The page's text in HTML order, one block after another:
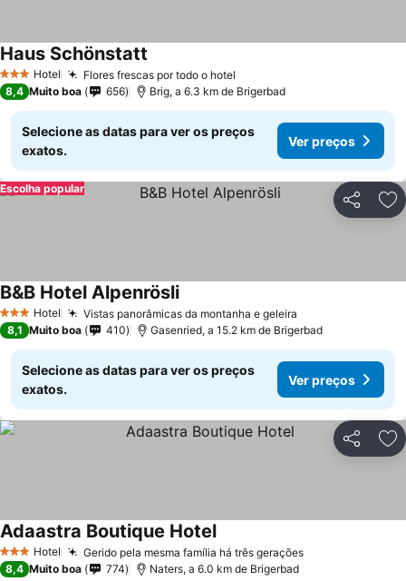
3 EstrelasHotel Flores frescas por todo o hotel
Haus Schönstatt
8,4 Muito boa 656 Brig, a 6.3 km de Brigerbad
Selecione as datas para ver os preços
exatos.
Ver preços
Partilhar
Escolha popular
3 EstrelasHotel Vistas panorâmicas da montanha e geleira
B&B Hotel AlpenrösliVer preços
8,1 Muito boa 410 Gasenried, a 15.2 km de Brigerbad
Selecione as datas para ver os preços
exatos.
Ver preços
Partilhar
3 EstrelasHotel Gerido pela mesma família há três geraçõesVer preços
Adaastra Boutique HotelVer preços
8,4 Muito boa 774 Naters, a 6.0 km de Brigerbad